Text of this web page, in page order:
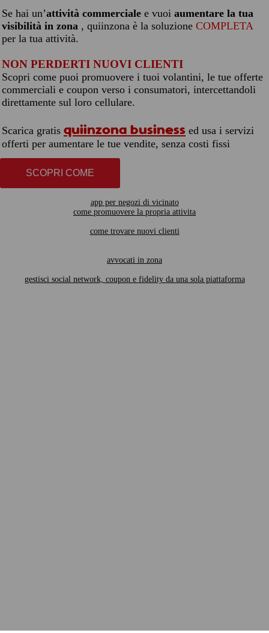
Se hai un’attività commerciale e vuoi aumentare la tua
visibilità in zona , quiinzona è la soluzione COMPLETA
per la tua attività.
NON PERDERTI NUOVI CLIENTI
Scopri come puoi promuovere i tuoi volantini, le tue offerte
commerciali e coupon verso i consumatori, intercettandoli
direttamente sul loro cellulare.
Scarica gratis quiinzona business ed usa i servizi
offerti per aumentare le tue vendite, senza costi fissi
SCOPRI COME
app per negozi di vicinato
come promuovere la propria attivita
come trovare nuovi clienti
avvocati in zona
gestisci social network, coupon e fidelity da una sola piattaforma